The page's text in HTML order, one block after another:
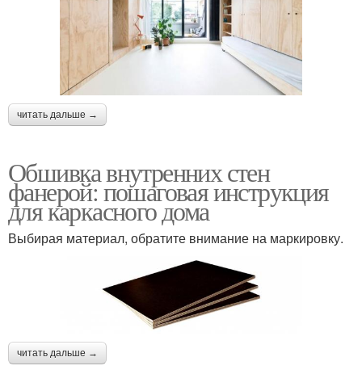
читать дальше →
Обшивка внутренних стен
фанерой: пошаговая инструкция
для каркасного дома
Выбирая материал, обратите внимание на маркировку.
читать дальше →